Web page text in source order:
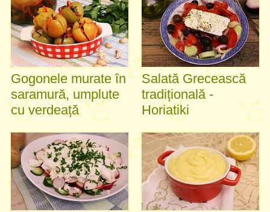
Gogonele murate în
saramură, umplute
cu verdeață
Salată Grecească
tradițională -
Horiatiki